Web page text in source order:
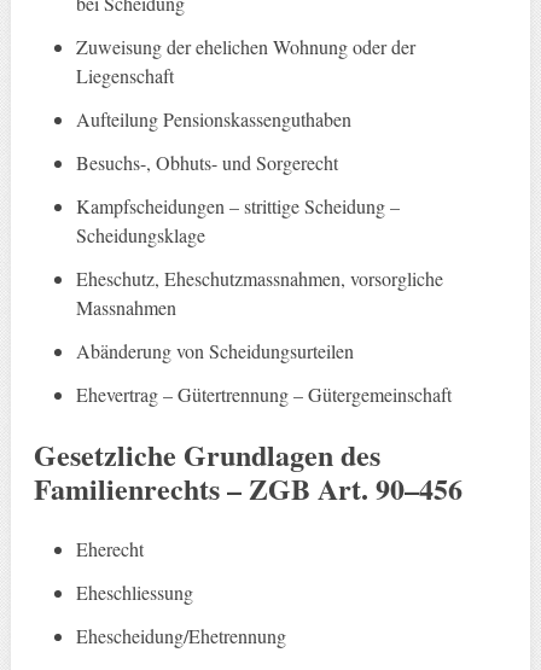
Zuweisung der ehelichen Wohnung oder der
Liegenschaft
Aufteilung Pensionskassenguthaben
Besuchs-, Obhuts- und Sorgerecht
Kampfscheidungen – strittige Scheidung –
Scheidungsklage
Eheschutz, Eheschutzmassnahmen, vorsorgliche
Massnahmen
Abänderung von Scheidungsurteilen
Ehevertrag – Gütertrennung – Gütergemeinschaft
Gesetzliche Grundlagendes
Familienrechts –ZGB Art. 90–456
Eherecht
Eheschliessung
Ehescheidung/Ehetrennung